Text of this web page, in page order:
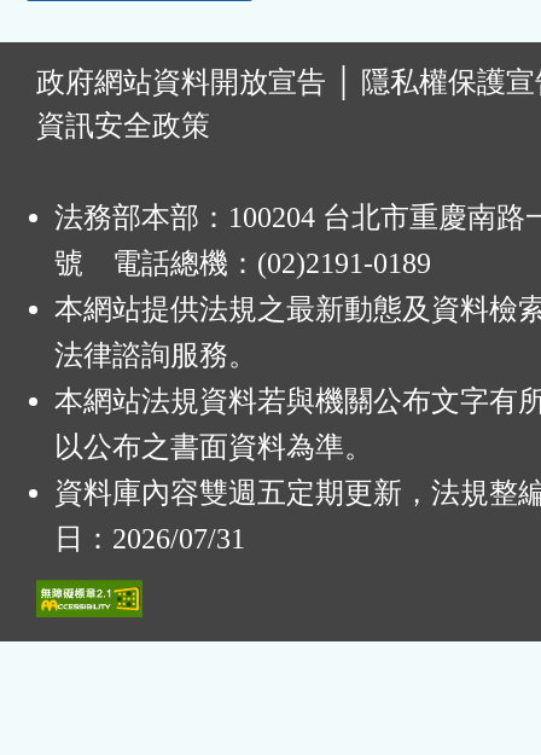
政府網站資料開放宣告
隱私權保護
資訊安全政策
法務部本部：100204 台北市重慶南路
號 電話總機：(02)2191-0189
本網站提供法規之最新動態及資料檢
法律諮詢服務。
本網站法規資料若與機關公布文字有
以公布之書面資料為準。
資料庫內容雙週五定期更新，法規整
日：2026/07/31